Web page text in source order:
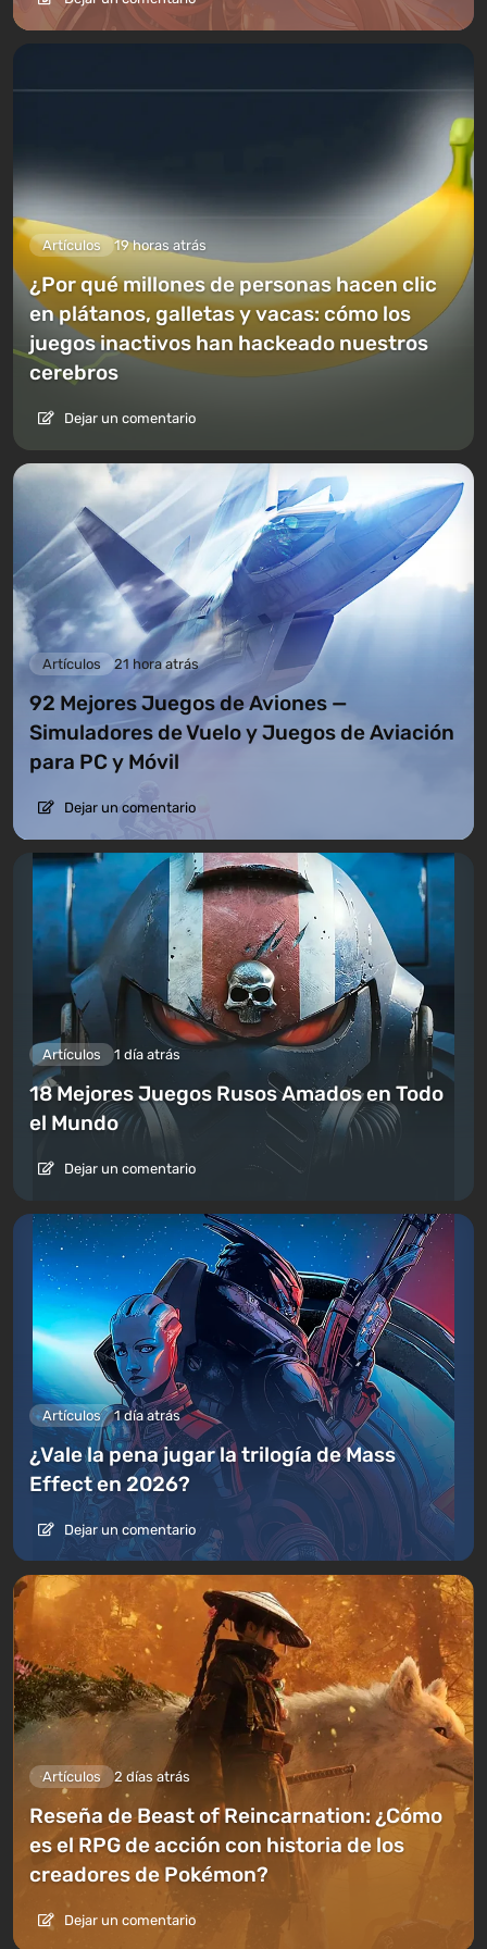
Artículos 19 horas atrás
¿Por qué millones de personas hacen clic
en plátanos, galletas y vacas: cómo los
juegos inactivos han hackeado nuestros
cerebros
Dejar un comentario
Artículos 21 hora atrás
92 Mejores Juegos de Aviones —
Simuladores de Vuelo y Juegos de Aviación
para PC y Móvil
Dejar un comentario
Artículos 1 día atrás
18 Mejores Juegos Rusos Amados en Todo
el Mundo
Dejar un comentario
Artículos 1 día atrás
¿Vale la pena jugar la trilogía de Mass
Effect en 2026?
Dejar un comentario
Artículos 2 días atrás
Reseña de Beast of Reincarnation: ¿Cómo
es el RPG de acción con historia de los
creadores de Pokémon?
Dejar un comentario